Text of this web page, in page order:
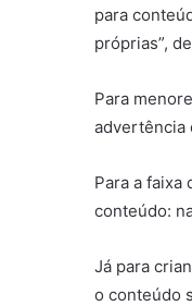
para
próprias”,
Para
advertência
Para a
conteúdo:
Já para
o conteúdo